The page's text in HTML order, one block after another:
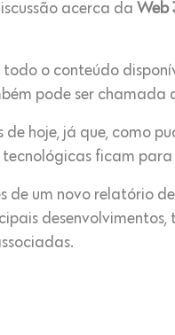
acerca da Web
o conteúdo
pode ser chamada
hoje, já que, como
tecnológicas ficam para
de um novo relatório
desenvolvimentos,